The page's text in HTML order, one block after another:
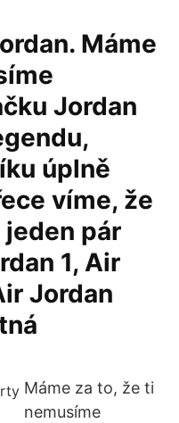
Máme
Jordan
úplně
víme, že
pár
1, Air
Jordan
Máme za to, že ti
nemusíme